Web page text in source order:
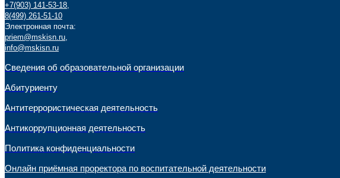
+7(903) 141-53-18,
8(499) 261-51-10
Электронная почта:
priem@mskisn.ru,
info@mskisn.ru
Сведения об образовательной организации
Абитуриенту
Антитеррористическая деятельность
Антикоррупционная деятельность
Политика конфиденциальности
Онлайн приёмная проректора по воспитательной деятельности